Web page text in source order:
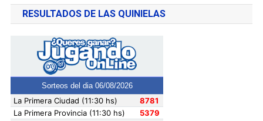
RESULTADOS DE LAS QUINIELAS